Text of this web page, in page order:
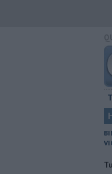
Terremoto, la scuola